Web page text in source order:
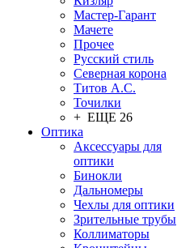
Мастер-Гарант
Мачете
Прочее
Русский стиль
Северная корона
Титов А.С.
Точилки
+ ЕЩЕ 26
Оптика
Аксессуары для
оптики
Бинокли
Дальномеры
Чехлы для оптики
Зрительные трубы
Коллиматоры